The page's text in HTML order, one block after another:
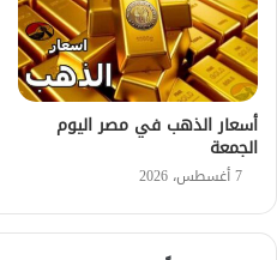
أسعار الذهب في مصر اليوم
الجمعة
7 أغسطس، 2026